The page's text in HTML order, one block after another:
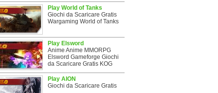
Play World of Tanks
Giochi da Scaricare Gratis
Wargaming World of Tanks
Play Elsword
Anime Anime MMORPG
Elsword Gameforge Giochi
da Scaricare Gratis KOG
Play AION
Giochi da Scaricare Gratis